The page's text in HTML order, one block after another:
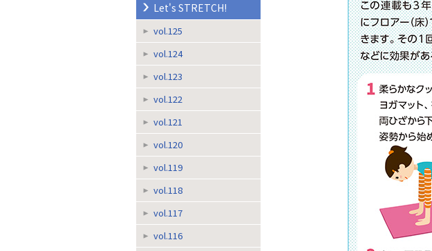
Let's STRETCH!
vol.125
vol.124
vol.123
vol.122
vol.121
vol.120
vol.119
vol.118
vol.117
vol.116